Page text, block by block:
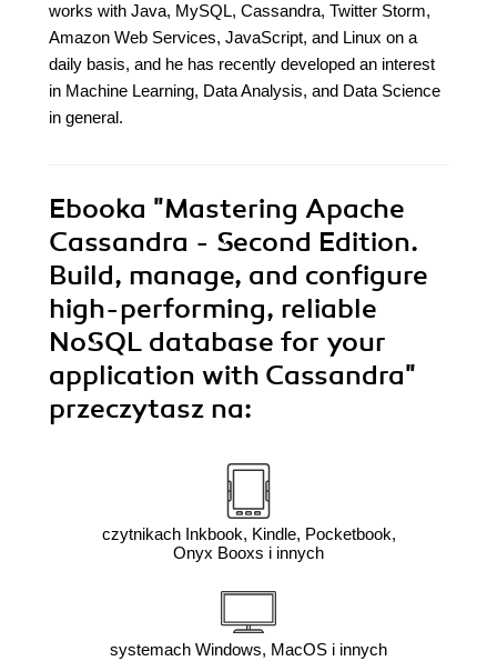
works with Java, MySQL, Cassandra, Twitter Storm,
Amazon Web Services, JavaScript, and Linux on a
daily basis, and he has recently developed an interest
in Machine Learning, Data Analysis, and Data Science
in general.
Ebooka "Mastering Apache
Cassandra - Second Edition.
Build, manage, and configure
high-performing, reliable
NoSQL database for your
application with Cassandra"
przeczytasz na:
czytnikach Inkbook, Kindle, Pocketbook,
Onyx Booxs i innych
systemach Windows, MacOS i innych